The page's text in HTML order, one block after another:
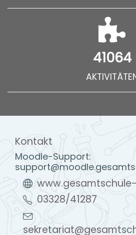
41064
Kontakt
Moodle-Support:
03328/41287